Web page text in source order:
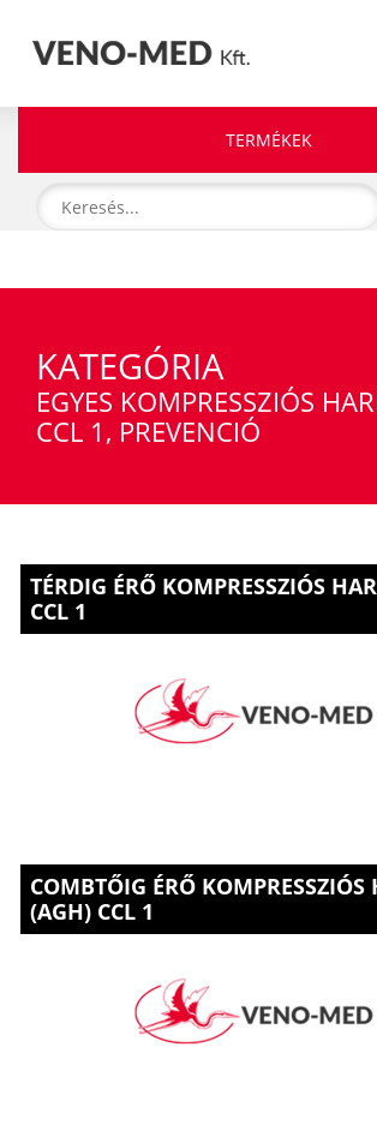
TERMÉKEK
KATEGÓRIA
EGYES KOMPRESSZIÓS
CCL 1, PREVENCIÓ
TÉRDIG ÉRŐ KOMPRESSZIÓS
CCL 1
COMBTŐIG ÉRŐ KOMPRESSZIÓS
(AGH) CCL 1